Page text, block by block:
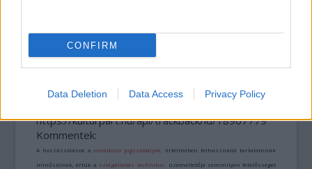
CONFIRM
Data Deletion Data Access Privacy Policy
MELYBEN A BUDAPEST SCORING ORCHESTRA IS
KÖZREMŰKÖDÖTT
https://kulturpart.hu/api/trackback/id/18967779
Kommentek:
A hozzászólások avonatkozó jogszabályok értelmében felhasználói tartalomnak
minősülnek, értük a szolgáltatás technikai üzemeltetője semmilyen felelősséget